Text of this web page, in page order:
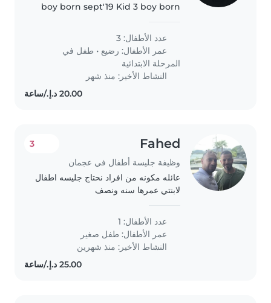
boy born sept'19 Kid 3 boy born
available at home
عدد الأطفال: 3
عمر الأطفال: رضيع • طفل في
المرحلة الابتدائية
النشاط الأخير: منذ شهر
Fahed
وظيفة جليسة أطفال في عجمان
3
عائله مكونه من افراد نحتاج جليسه اطفال
لابنتي عمرها سنه ونصف
عدد الأطفال: 1
عمر الأطفال: طفل صغير
النشاط الأخير: منذ شهرين